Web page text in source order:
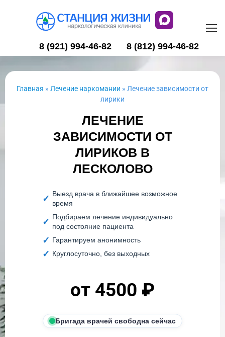
8 (921) 994-46-82 8 (812) 994-46-82
Главная » Лечение наркомании » Лечение зависимости от
лирики
ЛЕЧЕНИЕ
ЗАВИСИМОСТИ ОТ
ЛИРИКОВ В
ЛЕСКОЛОВО
Выезд врача в ближайшее возможное
время
Подбираем лечение индивидуально
под состояние пациента
Гарантируем анонимность
Круглосуточно, без выходных
от 4500 ₽
Бригада врачей свободна сейчас